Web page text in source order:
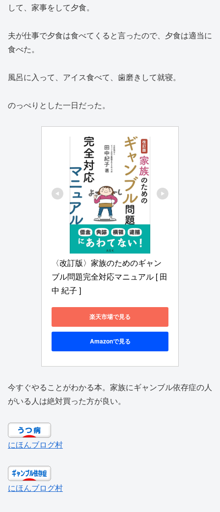
して、家事をして夕食。
夫が仕事で夕食は食べてくると言ったので、夕食は適当に
食べた。
風呂に入って、アイス食べて、歯磨きして就寝。
のっぺりとした一日だった。
〈改訂版〉家族のためのギャン
ブル問題完全対応マニュアル [ 田
中 紀子 ]
楽天市場で見る
Amazonで見る
今すぐやることがわかる本。家族にギャンブル依存症の人
がいる人は絶対買った方が良い。
にほんブログ村
にほんブログ村